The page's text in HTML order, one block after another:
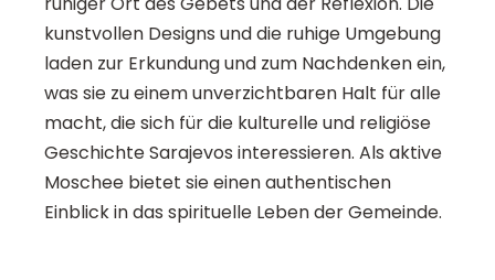
kunstvollen Designs und die ruhige Umgebung
laden zur Erkundung und zum Nachdenken ein,
was sie zu einem unverzichtbaren Halt für alle
macht, die sich für die kulturelle und religiöse
Geschichte Sarajevos interessieren. Als aktive
Moschee bietet sie einen authentischen
Einblick in das spirituelle Leben der Gemeinde.